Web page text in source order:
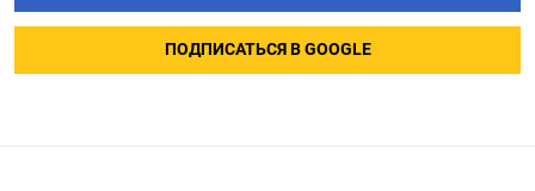
ПОДПИСАТЬСЯ В GOOGLE